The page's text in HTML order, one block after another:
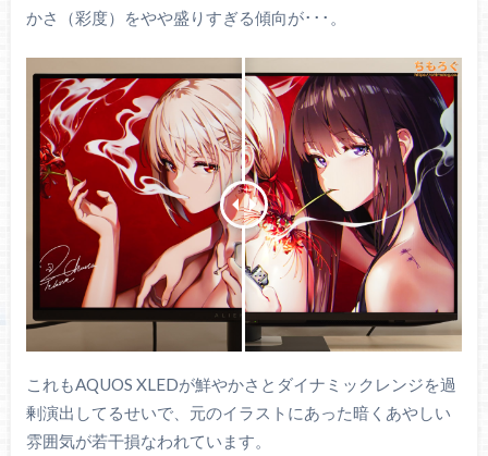
かさ（彩度）をやや盛りすぎる傾向が･･･。
これもAQUOS XLEDが鮮やかさとダイナミックレンジを過
剰演出してるせいで、元のイラストにあった暗くあやしい
雰囲気が若干損なわれています。